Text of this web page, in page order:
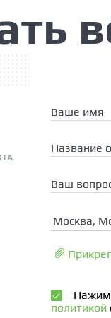
Ваше имя
Название
Ваш
Москва,
политикой